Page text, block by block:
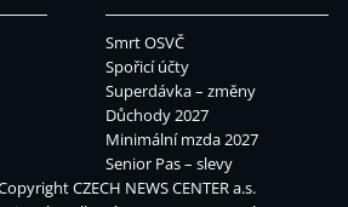
Smrt OSVČ
Spořicí účty
Superdávka – změny
Důchody 2027
Minimální mzda 2027
Senior Pas – slevy
CZECH NEWS CENTER a.s.